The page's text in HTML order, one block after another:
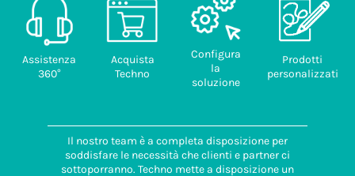
Assistenza
360°
Acquista
Techno
Configura
la
soluzione
Prodotti
personalizzati
Il nostro team è a completa disposizione per
soddisfare le necessità che clienti e partner ci
sottoporranno. Techno mette a disposizione un